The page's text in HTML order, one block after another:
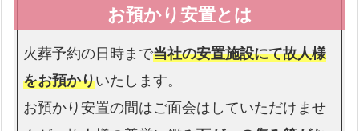
可
能
場
所
介護施設
expand_more 介護施設へのお迎え
警察署
火葬予約の日時まで当社の安置施設にて故人様
をお預かりいたします。
お預かり安置の間はご面会はしていただけませ